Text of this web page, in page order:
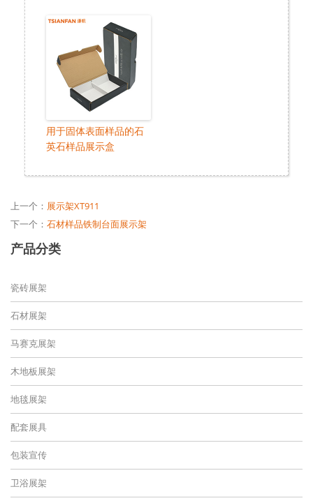
用于固体表面样品的石
英石样品展示盒
上一个： 展示架XT911
下一个： 石材样品铁制台面展示架
产品分类
瓷砖展架
石材展架
马赛克展架
木地板展架
地毯展架
配套展具
包装宣传
卫浴展架